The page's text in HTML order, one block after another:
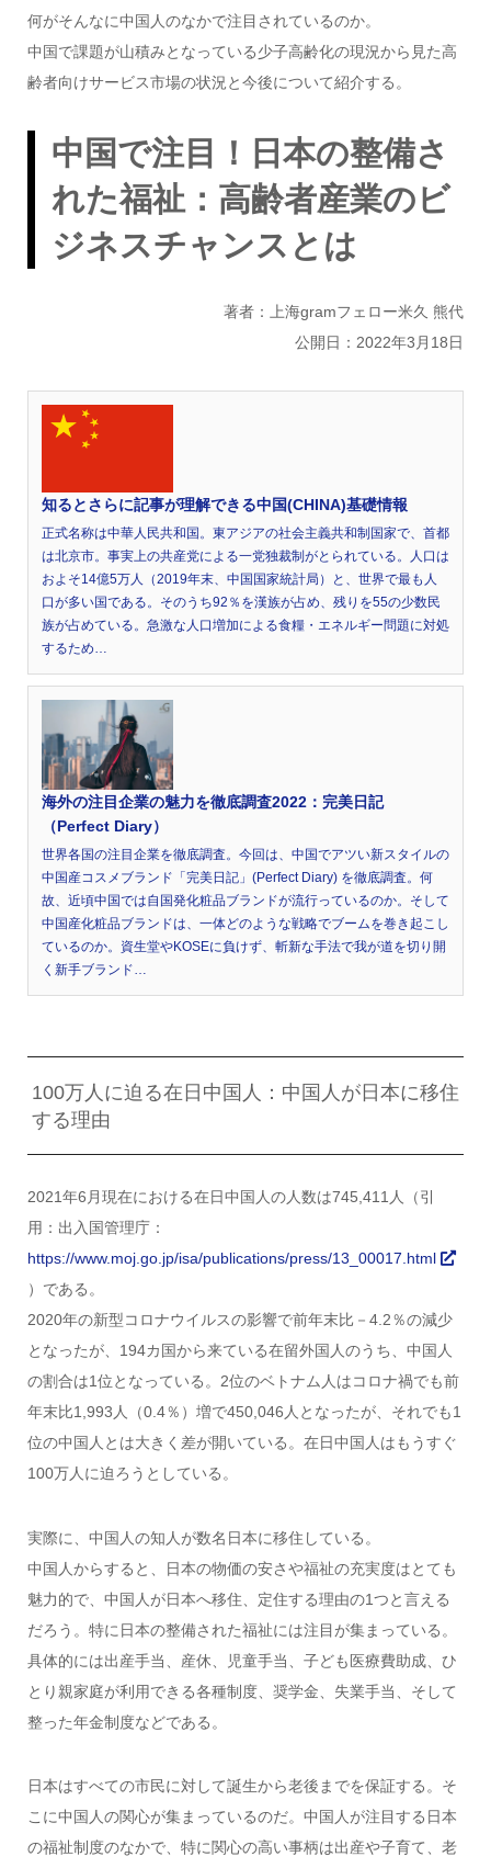
何がそんなに中国人のなかで注目されているのか。
中国で課題が山積みとなっている少子高齢化の現況から見た高
齢者向けサービス市場の状況と今後について紹介する。
中国で注目！日本の整備さ
れた福祉：高齢者産業のビ
ジネスチャンスとは
著者：上海gramフェロー米久 熊代
公開日：2022年3月18日
知るとさらに記事が理解できる中国(CHINA)基礎情報
正式名称は中華人民共和国。東アジアの社会主義共和制国家で、首都
は北京市。事実上の共産党による一党独裁制がとられている。人口は
およそ14億5万人（2019年末、中国国家統計局）と、世界で最も人
口が多い国である。そのうち92％を漢族が占め、残りを55の少数民
族が占めている。急激な人口増加による食糧・エネルギー問題に対処
するため…
海外の注目企業の魅力を徹底調査2022：完美日記
（Perfect Diary）
世界各国の注目企業を徹底調査。今回は、中国でアツい新スタイルの
中国産コスメブランド「完美日記」(Perfect Diary) を徹底調査。何
故、近頃中国では自国発化粧品ブランドが流行っているのか。そして
中国産化粧品ブランドは、一体どのような戦略でブームを巻き起こし
ているのか。資生堂やKOSEに負けず、斬新な手法で我が道を切り開
く新手ブランド…
100万人に迫る在日中国人：中国人が日本に移住
する理由
2021年6月現在における在日中国人の人数は745,411人（引
用：出入国管理庁：
https://www.moj.go.jp/isa/publications/press/13_00017.html
）である。
2020年の新型コロナウイルスの影響で前年末比－4.2％の減少
となったが、194カ国から来ている在留外国人のうち、中国人
の割合は1位となっている。2位のベトナム人はコロナ禍でも前
年末比1,993人（0.4％）増で450,046人となったが、それでも1
位の中国人とは大きく差が開いている。在日中国人はもうすぐ
100万人に迫ろうとしている。
実際に、中国人の知人が数名日本に移住している。
中国人からすると、日本の物価の安さや福祉の充実度はとても
魅力的で、中国人が日本へ移住、定住する理由の1つと言える
だろう。特に日本の整備された福祉には注目が集まっている。
具体的には出産手当、産休、児童手当、子ども医療費助成、ひ
とり親家庭が利用できる各種制度、奨学金、失業手当、そして
整った年金制度などである。
日本はすべての市民に対して誕生から老後までを保証する。そ
こに中国人の関心が集まっているのだ。中国人が注目する日本
の福祉制度のなかで、特に関心の高い事柄は出産や子育て、老